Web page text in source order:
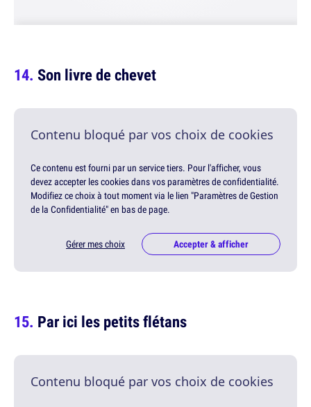
Son livre de chevet
Contenu bloqué par vos choix de cookies
Ce contenu est fourni par un service tiers. Pour l'afficher, vous
devez accepter les cookies dans vos paramètres de confidentialité.
Modifiez ce choix à tout moment via le lien "Paramètres de Gestion
de la Confidentialité" en bas de page.
Gérer mes choix Accepter & afficher
Par ici les petits flétans
Contenu bloqué par vos choix de cookies